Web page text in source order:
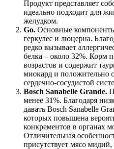
Продукт представляет
идеально подходит для
желудком.
Go. Основные
геркулес и люцерна.
редко вызывает
белка – около 32%. Корм
возрастов и содержит
миокард и положительно
сердечно-сосудистой
Bosch Sanabelle Grande.
менее 31%. Благодаря
давать Bosch Sanabelle
которых повышена
конкрементов в органах
Отличительная
присутствует мясо мидий,